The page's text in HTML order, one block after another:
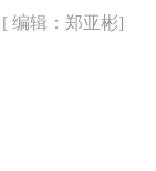
[ 编辑：郑亚彬]